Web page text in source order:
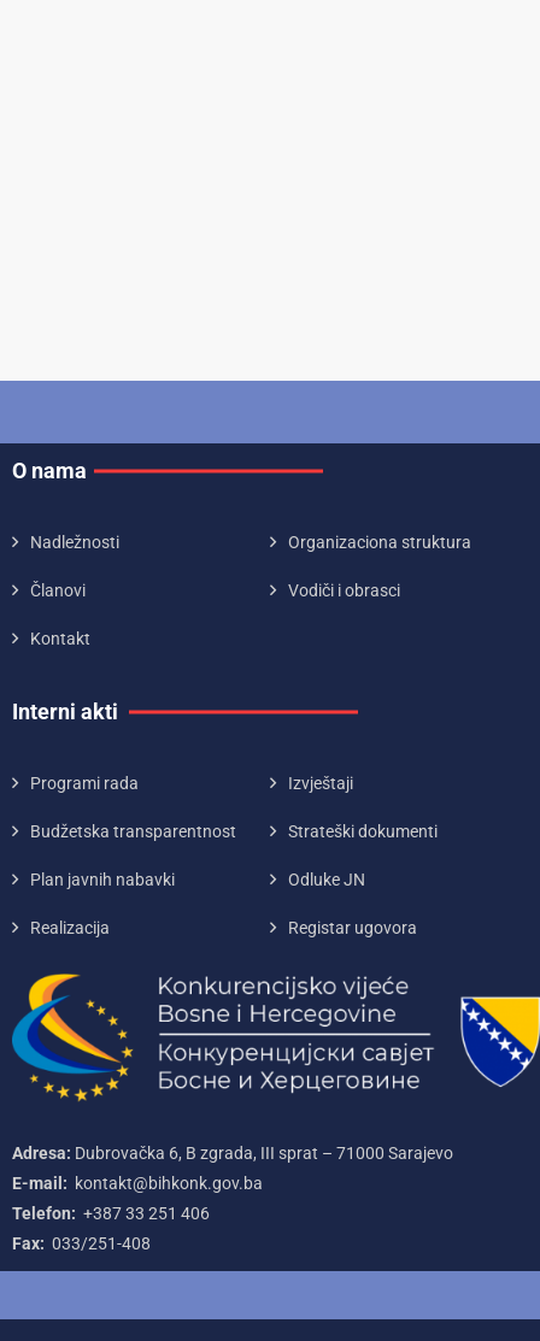
O nama
Nadležnosti Organizaciona struktura
Članovi Vodiči i obrasci
Kontakt
Interni akti
Programi rada Izvještaji
Budžetska transparentnost Strateški dokumenti
Plan javnih nabavki Odluke JN
Realizacija Registar ugovora
Adresa: Dubrovačka 6, B zgrada, III sprat – 71000‌ Sarajevo
E-mail: kontakt@bihkonk.gov.ba
Telefon: +387‌ 33‌ 251‌ 406
Fax: 033/251-408